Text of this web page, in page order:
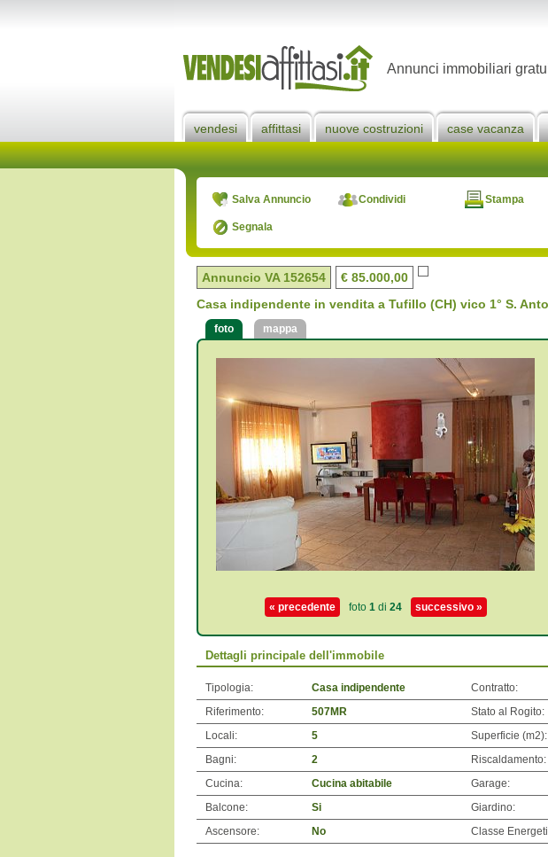
Annunci immobiliari
vendesi affittasi nuove costruzioni case vacanza
Salva Annuncio Condividi Stampa
Segnala
Annuncio VA 152654
€ 85.000,00
Casa indipendente in vendita a Tufillo (CH) vico 1° S.
foto mappa
« precedente foto 1di 24 successivo »
Dettagli principale dell'immobile
Tipologia: Casa indipendente Contratto:
Riferimento:
507MR Stato al Rogito:
Locali:
5 Superficie (m2):
Bagni:
2 Riscaldamento:
Cucina:
Cucina abitabile Garage:
Balcone:
Si Giardino:
Ascensore:
No Classe